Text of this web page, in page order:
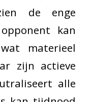
de enge
kan
materieel
zijn actieve
alle